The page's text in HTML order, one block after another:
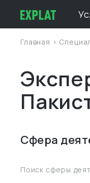
Главная >
Сфера
Поиск сферы